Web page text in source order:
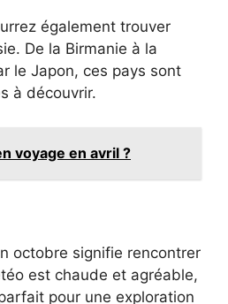
également trouver
De la Birmanie à la
le Japon, ces pays sont
à découvrir.
voyage en avril ?
octobre signifie rencontrer
est chaude et agréable,
pour une exploration